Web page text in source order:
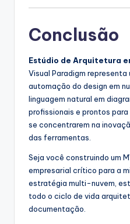
Conclusão
Estúdio de Arquitetura
Visual Paradigm representa
automação do design em
linguagem natural em
profissionais e prontos
se concentrarem na
das ferramentas.
Seja você construindo um
empresarial crítico para a
estratégia multi-nuvem,
todo o ciclo de vida
documentação.